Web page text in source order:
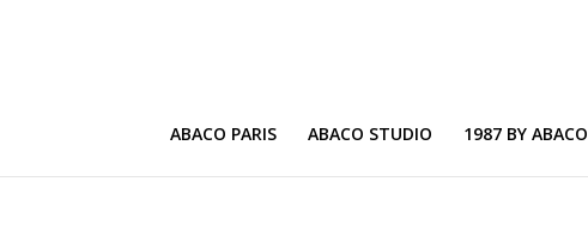
ABACO PARIS ABACO STUDIO 1987 BY ABACO